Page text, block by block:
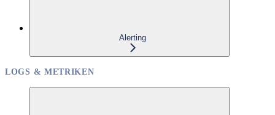
Alerting
LOGS & METRIKEN